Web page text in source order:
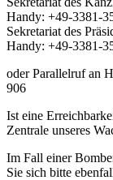
Handy: +49-3381-
Sekretariat des
Handy: +49-3381-
oder Parallelruf an
906
Ist eine
Zentrale unseres
Im Fall einer
Sie sich bitte